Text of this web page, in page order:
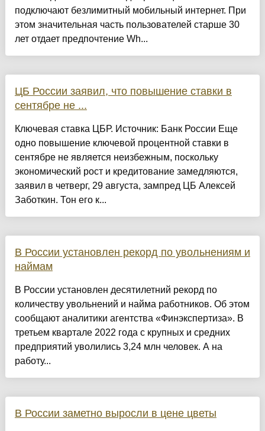
подключают безлимитный мобильный интернет. При
этом значительная часть пользователей старше 30
лет отдает предпочтение Wh...
ЦБ России заявил, что повышение ставки в
сентябре не ...
Ключевая ставка ЦБР. Источник: Банк России Еще
одно повышение ключевой процентной ставки в
сентябре не является неизбежным, поскольку
экономический рост и кредитование замедляются,
заявил в четверг, 29 августа, зампред ЦБ Алексей
Заботкин. Тон его к...
В России установлен рекорд по увольнениям и
наймам
В России установлен десятилетний рекорд по
количеству увольнений и найма работников. Об этом
сообщают аналитики агентства «Финэкспертиза». В
третьем квартале 2022 года с крупных и средних
предприятий уволились 3,24 млн человек. А на
работу...
В России заметно выросли в цене цветы